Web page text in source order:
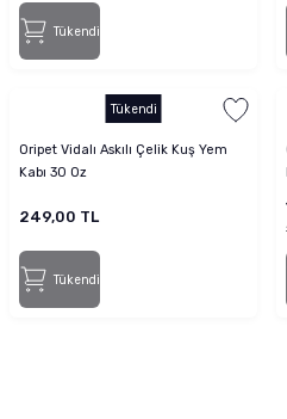
Tükendi
Tükendi
Oripet Vidalı Askılı Çelik Kuş Yem
Kabı 30 Oz
249,00 TL
Tükendi